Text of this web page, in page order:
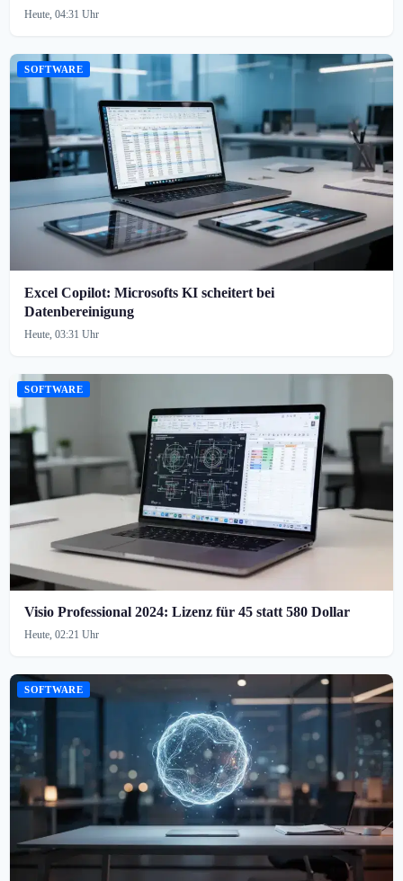
Heute, 04:31 Uhr
SOFTWARE
Excel Copilot: Microsofts KI scheitert bei
Datenbereinigung
Heute, 03:31 Uhr
SOFTWARE
Visio Professional 2024: Lizenz für 45 statt 580 Dollar
Heute, 02:21 Uhr
SOFTWARE